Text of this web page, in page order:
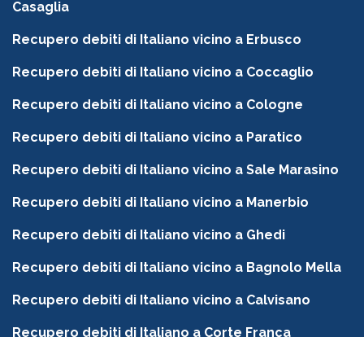
Casaglia
Recupero debiti di Italiano vicino a Erbusco
Recupero debiti di Italiano vicino a Coccaglio
Recupero debiti di Italiano vicino a Cologne
Recupero debiti di Italiano vicino a Paratico
Recupero debiti di Italiano vicino a Sale Marasino
Recupero debiti di Italiano vicino a Manerbio
Recupero debiti di Italiano vicino a Ghedi
Recupero debiti di Italiano vicino a Bagnolo Mella
Recupero debiti di Italiano vicino a Calvisano
Recupero debiti di Italiano a Corte Franca